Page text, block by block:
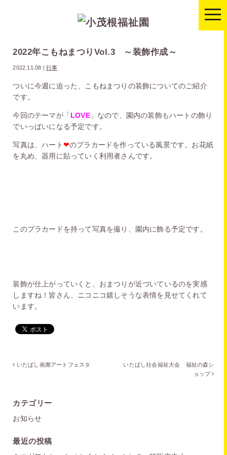
2022年こもねまつりVol.3 ～装飾作成～
2022.11.08 | 行事
ついに今週に迫った、こもねまつりの装飾についてのご紹介
です。
今回のテーマが「 LOVE」なので、園内の装飾もハートの飾り
でいっぱいになる予定です。
写真は、ハート❤のプラカードを作っている風景です。お花紙
を丸め、器用に貼っていく利用者さんです。
このプラカードを持って写真を撮り、園内に飾る予定です。
装飾が仕上がっていくと、おまつりが近づいているのを実感
しますね！皆さん、ニコニコ嬉しそうな表情を見せてくれて
います。
いたばし画廊アートフェスタ
いたばし社会福祉大会 福祉の森シ
ョップ
カテゴリー
お知らせ
最近の投稿